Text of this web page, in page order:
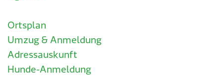
Ortsplan
Umzug & Anmeldung
Adressauskunft
Hunde-Anmeldung